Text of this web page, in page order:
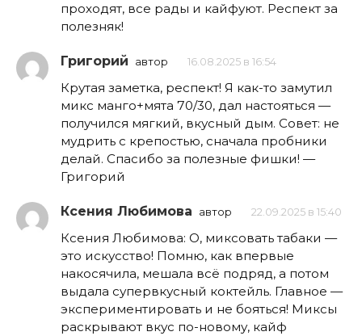
проходят, все рады и кайфуют. Респект за
полезняк!
Григорий автор 16.08.2025 в 16:54
Крутая заметка, респект! Я как-то замутил
микс манго+мята 70/30, дал настояться —
получился мягкий, вкусный дым. Совет: не
мудрить с крепостью, сначала пробники
делай. Спасибо за полезные фишки! —
Григорий
Ксения Любимова автор 22.09.2025 в 15:40
Ксения Любимова: О, миксовать табаки —
это искусство! Помню, как впервые
накосячила, мешала всё подряд, а потом
выдала супервкусный коктейль. Главное —
экспериментировать и не бояться! Миксы
раскрывают вкус по-новому, кайф